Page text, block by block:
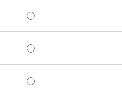
◯
◯
◯